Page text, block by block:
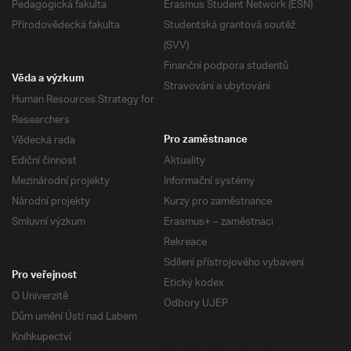
Pedagogická fakulta
Přírodovědecká fakulta
Erasmus Student Network (ESN)
Studentská grantová soutěž
(SVV)
Finanční podpora studentů
Stravování a ubytování
Věda a výzkum
Human Resources Strategy for
Researchers
Vědecká rada
Ediční činnost
Mezinárodní projekty
Národní projekty
Smluvní výzkum
Pro zaměstnance
Aktuality
Informační systémy
Kurzy pro zaměstnance
Erasmus+ – zaměstnaci
Rekreace
Sdílení přístrojového vybavení
Etický kodex
Odbory UJEP
Pro veřejnost
O Univerzitě
Dům umění Ústí nad Labem
Knihkupectví